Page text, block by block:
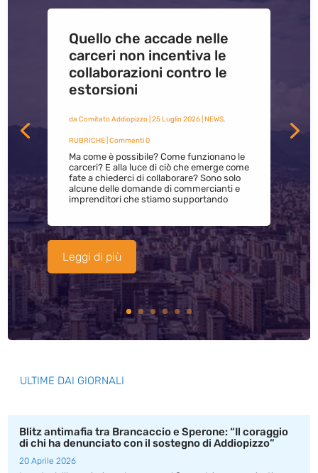
Quello che accade nelle
carceri non incentiva le
collaborazioni contro le
estorsioni
da Comitato Addiopizzo| 25 Luglio 2026| NEWS,
RUBRICHE| Commenti 0
Ma come è possibile? Come funzionano le
carceri? E alla luce di ciò che emerge come
fate a chiederci di collaborare? Sono solo
alcune delle domande di commercianti e
imprenditori che stiamo supportando
Leggi di più
ULTIME DAI GIORNALI
Blitz antimafia tra Brancaccio e Sperone: “Il coraggio
di chi ha denunciato con il sostegno di Addiopizzo”
20 Aprile 2026